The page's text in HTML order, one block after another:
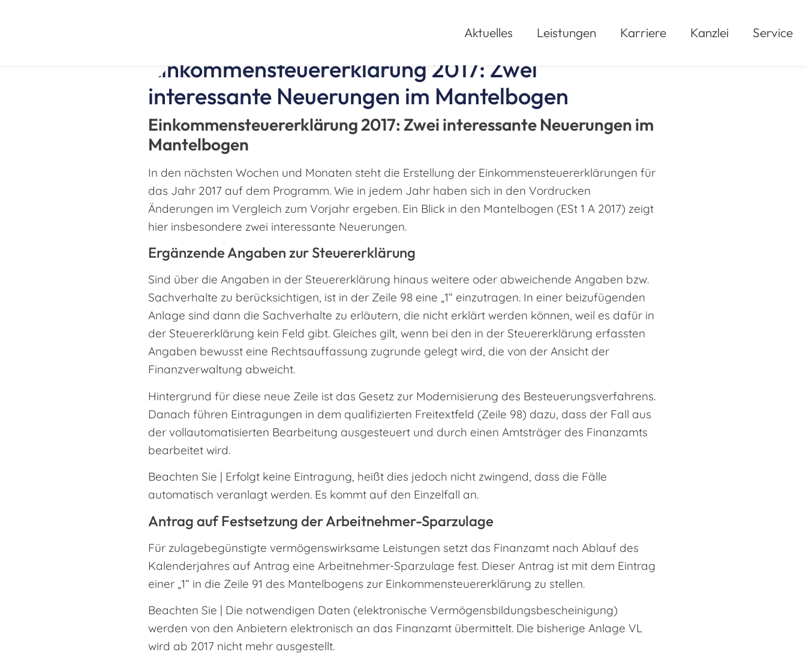
Aktuelles Leistungen Karriere Kanzlei Service
Einkommensteuererklärung 2017: Zwei
interessante Neuerungen im Mantelbogen
Einkommensteuererklärung 2017: Zwei interessante Neuerungen im
Mantelbogen
In den nächsten Wochen und Monaten steht die Erstellung der Einkommensteuererklärungen für
das Jahr 2017 auf dem Programm. Wie in jedem Jahr haben sich in den Vordrucken
Änderungen im Vergleich zum Vorjahr ergeben. Ein Blick in den Mantelbogen (ESt 1 A 2017) zeigt
hier insbesondere zwei interessante Neuerungen.
Ergänzende Angaben zur Steuererklärung
Sind über die Angaben in der Steuererklärung hinaus weitere oder abweichende Angaben bzw.
Sachverhalte zu berücksichtigen, ist in der Zeile 98 eine „1“ einzutragen. In einer beizufügenden
Anlage sind dann die Sachverhalte zu erläutern, die nicht erklärt werden können, weil es dafür in
der Steuererklärung kein Feld gibt. Gleiches gilt, wenn bei den in der Steuererklärung erfassten
Angaben bewusst eine Rechtsauffassung zugrunde gelegt wird, die von der Ansicht der
Finanzverwaltung abweicht.
Hintergrund für diese neue Zeile ist das Gesetz zur Modernisierung des Besteuerungsverfahrens.
Danach führen Eintragungen in dem qualifizierten Freitextfeld (Zeile 98) dazu, dass der Fall aus
der vollautomatisierten Bearbeitung ausgesteuert und durch einen Amtsträger des Finanzamts
bearbeitet wird.
Beachten Sie | Erfolgt keine Eintragung, heißt dies jedoch nicht zwingend, dass die Fälle
automatisch veranlagt werden. Es kommt auf den Einzelfall an.
Antrag auf Festsetzung der Arbeitnehmer-Sparzulage
Für zulagebegünstigte vermögenswirksame Leistungen setzt das Finanzamt nach Ablauf des
Kalenderjahres auf Antrag eine Arbeitnehmer-Sparzulage fest. Dieser Antrag ist mit dem Eintrag
einer „1“ in die Zeile 91 des Mantelbogens zur Einkommensteuererklärung zu stellen.
Beachten Sie | Die notwendigen Daten (elektronische Vermögensbildungsbescheinigung)
werden von den Anbietern elektronisch an das Finanzamt übermittelt. Die bisherige Anlage VL
wird ab 2017 nicht mehr ausgestellt.